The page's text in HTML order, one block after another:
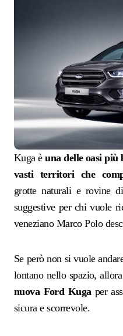
Kuga èuna delle oasi più
vasti territori che
grotte naturali e rovine
suggestive per chi vuole
veneziano Marco Polo
Se però non si vuole
lontano nello spazio,
nuova Ford Kuga per
sicura e scorrevole.